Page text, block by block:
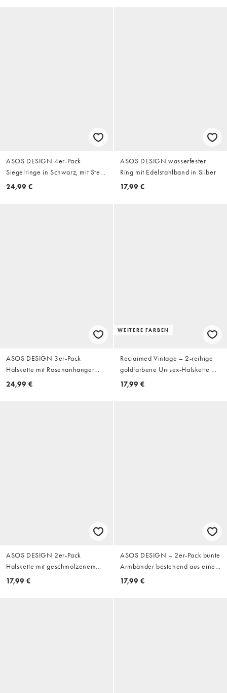
ASOS DESIGN 4er-Pack
Siegelringe in Schwarz, mit Stein
und Blumenmotiv, in Antikgold
24,99 €
ASOS DESIGN wasserfester
Ring mit Edelstahlband in Silber
17,99 €
ASOS DESIGN 3er-Pack
Halskette mit Rosenanhänger
und Tigerauge-Perlenoptik in
24,99 €
WEITERE FARBEN
Reclaimed Vintage – 2-reihige
goldfarbene Unisex-Halskette mit
Tigerauge-Schmuckstein
17,99 €
ASOS DESIGN 2er-Pack
Halskette mit geschmolzenem
und Stein-Anhänger in Silber
17,99 €
ASOS DESIGN – 2er-Pack bunte
Armbänder bestehend aus einer
Gliederkette und einem
17,99 €